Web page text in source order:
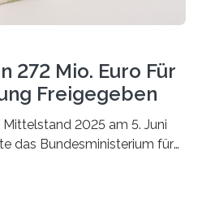
272 Mio. Euro Für
Freigegeben
2025 am 5. Juni
das Bundesministerium für
in